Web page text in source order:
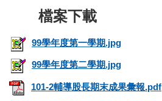
99學年度第一學期.jpg
99學年度第二學期.jpg
101-2輔導股長期末成果彙報.pdf